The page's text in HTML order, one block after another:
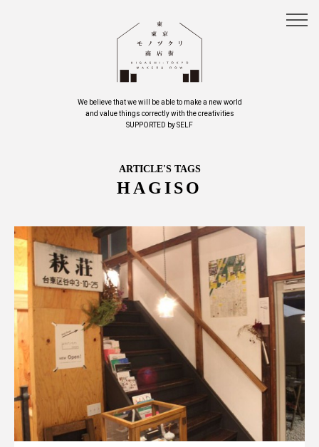
We believe that we will be able to make a new world
and value things correctly with the creativities
SUPPORTED by SELF
ARTICLE'S TAGS
HAGISO